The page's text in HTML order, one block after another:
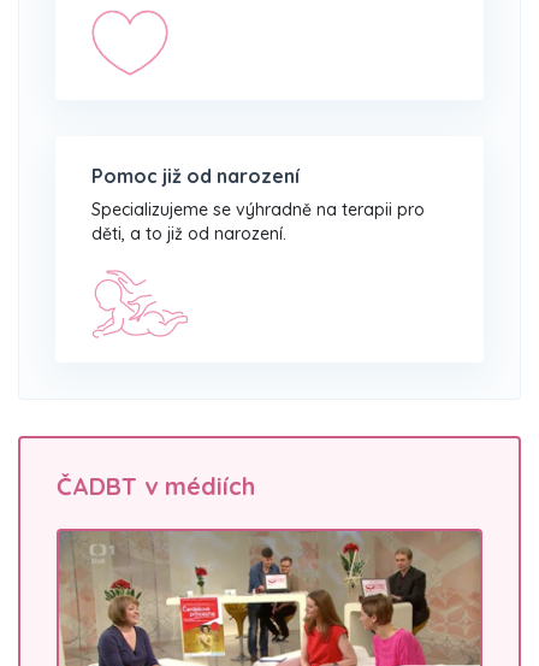
Pomoc již od narození
Specializujeme se výhradně na terapii pro
děti, a to již od narození.
ČADBT v médiích